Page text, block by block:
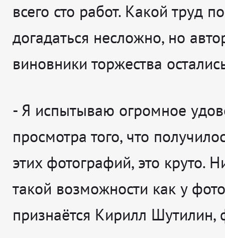
всего сто работ. Какой труд
догадаться несложно, но
виновники торжества
- Я испытываю огромное
просмотра того, что
этих фотографий, это круто.
такой возможности как у
признаётся Кирилл Шутилин,